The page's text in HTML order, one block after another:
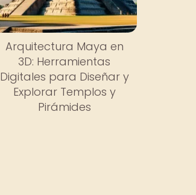
Arquitectura Maya en
3D: Herramientas
Digitales para Diseñar y
Explorar Templos y
Pirámides